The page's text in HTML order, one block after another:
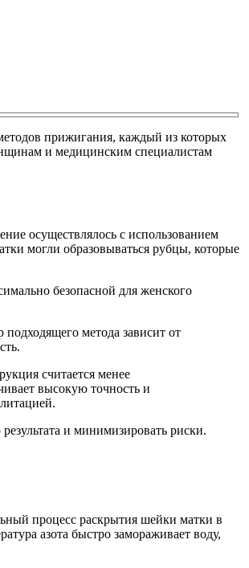
прижигания, каждый из которых
и медицинским специалистам
осуществлялось с использованием
могли образовываться рубцы, которые
безопасной для женского
метода зависит от
считается менее
высокую точность и
и минимизировать риски.
процесс раскрытия шейки матки в
азота быстро замораживает воду,